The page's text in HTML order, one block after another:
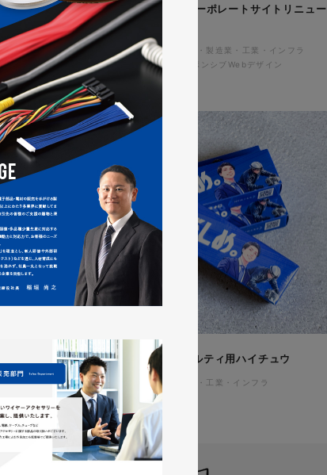
株式会社鈴木塗装工業所様 コーポレートサイトリニュー
アル
コーポレートサイト
#メーカー・製造業・工業・インフラ
#HTML/CSSコーディング
#レスポンシブWebデザイン
株式会社吉和田浜松様 ノベルティ用ハイチュウ
ノベルティ
#メーカー・製造業・工業・インフラ
#ノベルティデザイン